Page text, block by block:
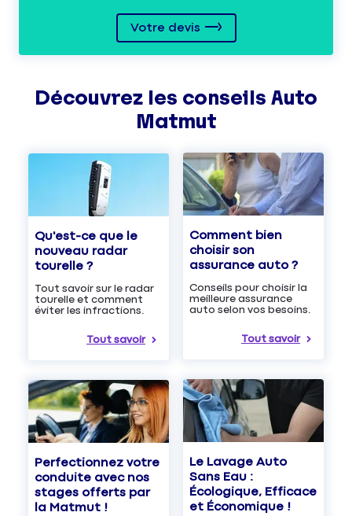
Votre devis
Découvrez les conseils Auto
Matmut
Qu'est-ce que le
nouveau radar
tourelle ?
Tout savoir sur le radar
tourelle et comment
éviter les infractions.
Tout savoir
Comment bien
choisir son
assurance auto ?
Conseils pour choisir la
meilleure assurance
auto selon vos besoins.
Tout savoir
Perfectionnez votre
conduite avec nos
stages offerts par
la Matmut !
Le Lavage Auto
Sans Eau :
Écologique, Efficace
et Économique !